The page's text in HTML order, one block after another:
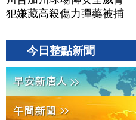
犯嫌藏高殺傷力彈藥被捕
今日整點新聞